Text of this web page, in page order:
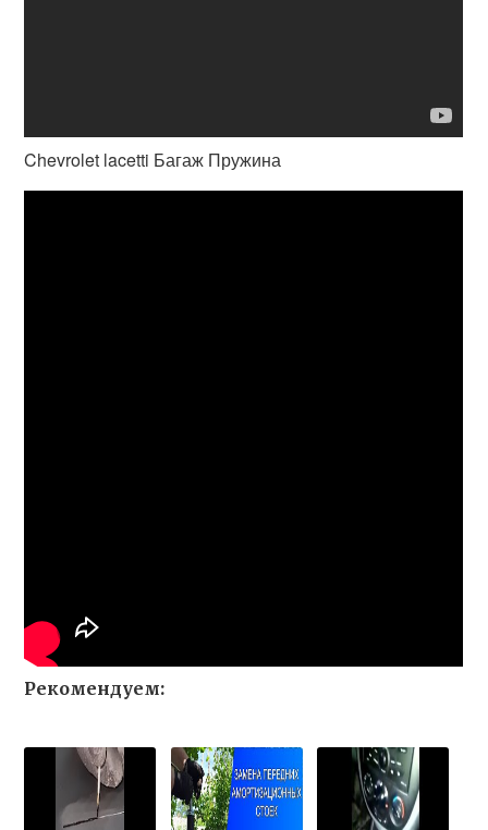
Chevrolet lacetti Багаж Пружина
Рекомендуем: